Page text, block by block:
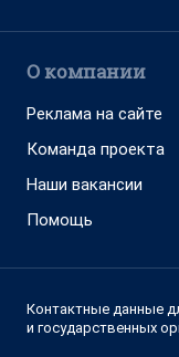
О компании
Реклама на сайте
Команда проекта
Наши вакансии
Помощь
Контактные данные
и государственных